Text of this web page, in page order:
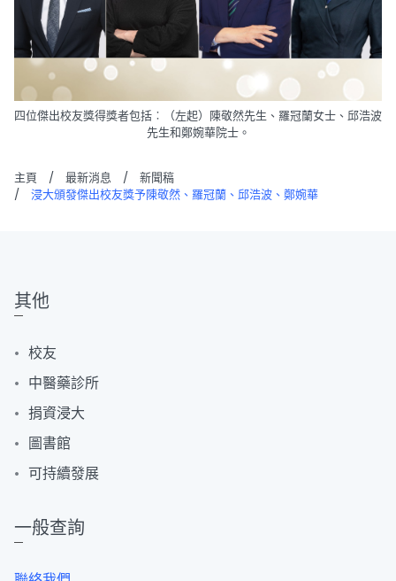
四位傑出校友獎得獎者包括︰（左起）陳敬然先生、羅冠蘭女士、邱浩波
先生和鄭婉華院士。
主頁 / 最新消息 /
新聞稿
/
浸大頒發傑出校友獎予陳敬然、羅冠蘭、邱浩波、鄭婉華
其他
校友
中醫藥診所
捐資浸大
圖書館
可持續發展
一般查詢